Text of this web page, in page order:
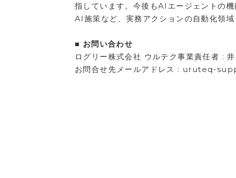
指しています。今後もAIエージェントの
AI施策など、実務アクションの自動化領域
■ お問い合わせ
ログリー株式会社 ウルテク事業責任者 :
お問合せ先メールアドレス : uruteq-